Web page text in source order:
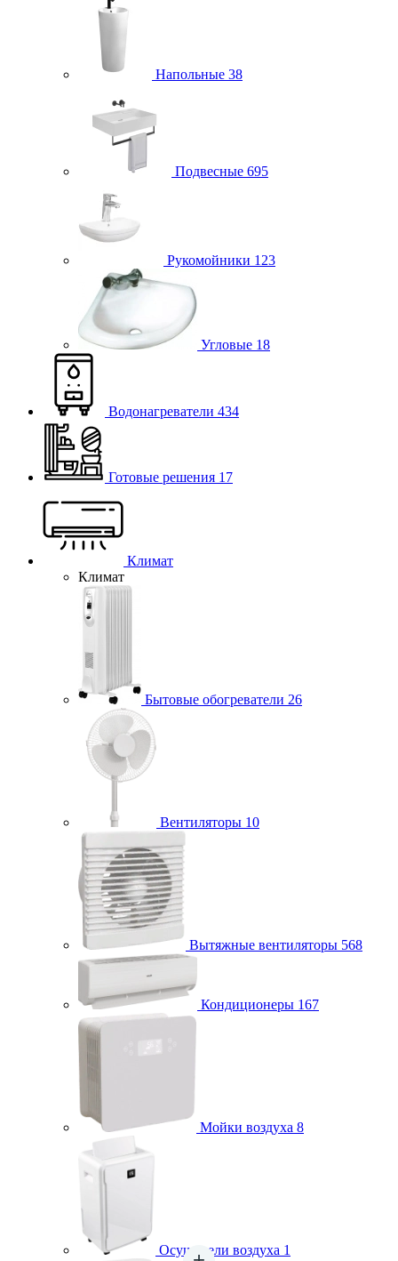
Напольные 38
Подвесные 695
Рукомойники 123
Угловые 18
Водонагреватели 434
Готовые решения 17
Климат
Климат
Бытовые обогреватели 26
Вентиляторы 10
Вытяжные вентиляторы 568
Кондиционеры 167
Мойки воздуха 8
Осушители воздуха 1